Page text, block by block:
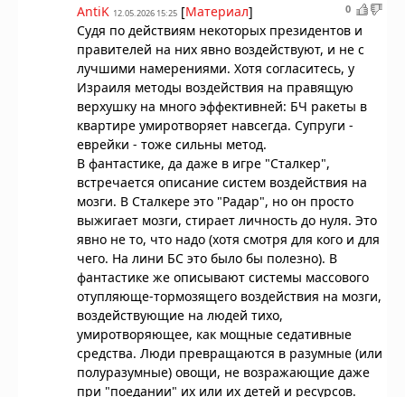
0
AntiK 12.05.2026 15:25 [Материал]
Судя по действиям некоторых президентов и
правителей на них явно воздействуют, и не с
лучшими намерениями. Хотя согласитесь, у
Израиля методы воздействия на правящую
верхушку на много эффективней: БЧ ракеты в
квартире умиротворяет навсегда. Супруги -
еврейки - тоже сильны метод.
В фантастике, да даже в игре "Сталкер",
встречается описание систем воздействия на
мозги. В Сталкере это "Радар", но он просто
выжигает мозги, стирает личность до нуля. Это
явно не то, что надо (хотя смотря для кого и для
чего. На лини БС это было бы полезно). В
фантастике же описывают системы массового
отупляюще-тормозящего воздействия на мозги,
воздействующие на людей тихо,
умиротворяющее, как мощные седативные
средства. Люди превращаются в разумные (или
полуразумные) овощи, не возражающие даже
при "поедании" их или их детей и ресурсов.